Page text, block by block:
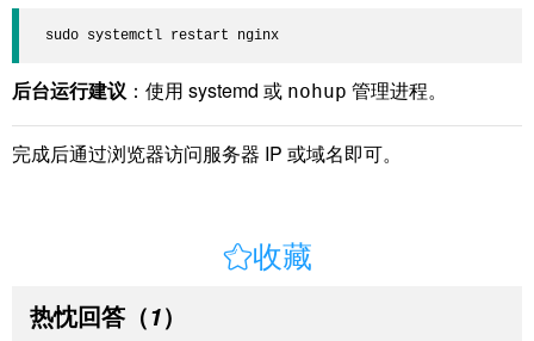
sudo systemctl restart nginx
后台运行建议 ：使用 systemd 或 nohup 管理进程。
完成后通过浏览器访问服务器 IP 或域名即可。
收藏
热忱回答 （1）